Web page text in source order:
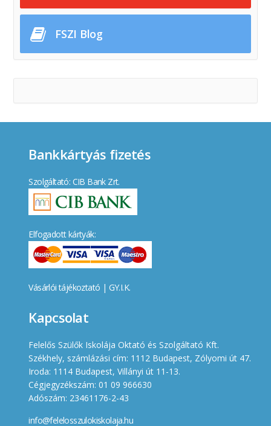
FSZI Blog
Bankkártyás fizetés
Szolgáltató: CIB Bank Zrt.
Elfogadott kártyák:
Vásárlói tájékoztató | GY.I.K.
Kapcsolat
Felelős Szülők Iskolája Oktató és Szolgáltató Kft.
Székhely, számlázási cím: 1112 Budapest, Zólyomi út 47.
Iroda: 1114 Budapest, Villányi út 11-13.
Cégjegyzékszám: 01 09 966630
Adószám: 23461176-2-43
info@felelosszulokiskolaja.hu